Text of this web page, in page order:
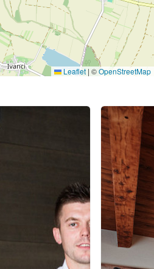
Leaflet | ©OpenStreetMap